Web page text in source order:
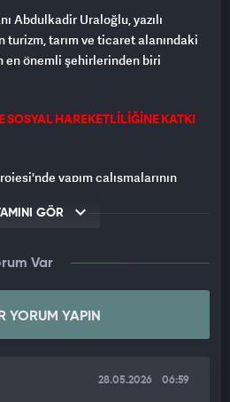
Abdulkadir Uraloğlu, yazılı
turizm, tarım ve ticaret alanındaki
en önemli şehirlerinden biri
HAREKETLİLİĞİNE KATKI
yapım çalışmalarının
talebine cevap verecek
hizmete alınmasıyla yerli ve
daha hızlı hale gelecek."
HAFİFLEYECEK
başlayıp Alanya'ya kadar uzanan
GÖR
Var
YORUM YAPIN
28.05.2026 06:59